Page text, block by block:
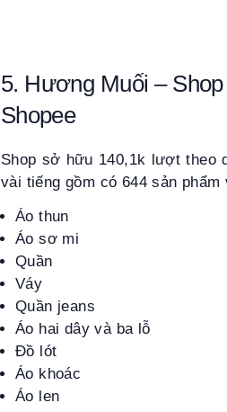
5. Hương Muối –
Shopee
Shop sở hữu 140,1k lượt theo
vài tiếng gồm có 644 sản
Áo thun
Áo sơ mi
Quần
Váy
Quần jeans
Áo hai dây và ba lỗ
Đồ lót
Áo khoác
Áo len